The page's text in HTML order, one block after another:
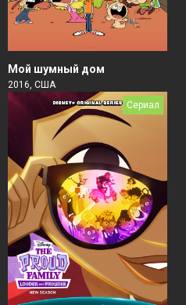
Мой шумный дом
2016, США
Сериал